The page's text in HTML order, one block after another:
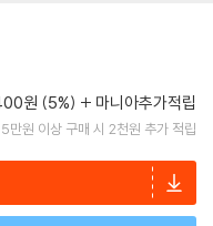
원 (5%) 마니아추가적립
5만원 이상 구매 시 2천원 추가 적립